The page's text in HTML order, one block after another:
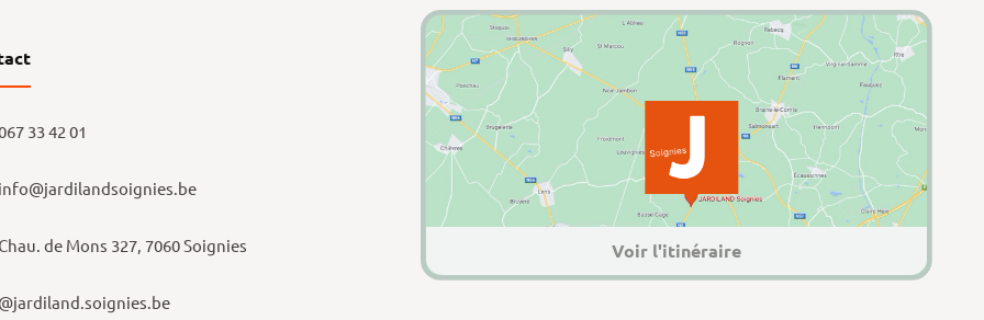
33 42 01
de Mons 327, 7060 Soignies Voir l'itinéraire